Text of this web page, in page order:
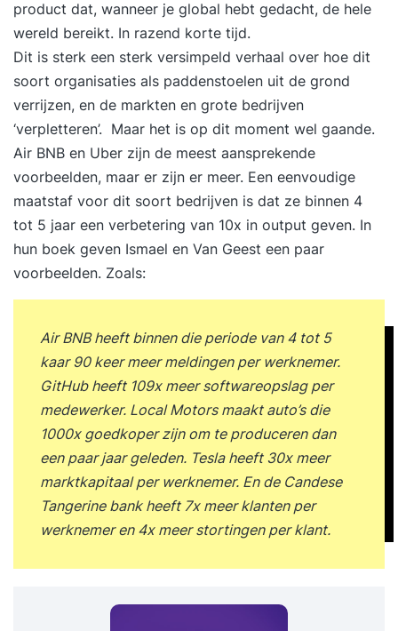
product dat, wanneer je global hebt gedacht, de hele
wereld bereikt. In razend korte tijd.
Dit is sterk een sterk versimpeld verhaal over hoe dit
soort organisaties als paddenstoelen uit de grond
verrijzen, en de markten en grote bedrijven
‘verpletteren’. Maar het is op dit moment wel gaande.
Air BNB en Uber zijn de meest aansprekende
voorbeelden, maar er zijn er meer. Een eenvoudige
maatstaf voor dit soort bedrijven is dat ze binnen 4
tot 5 jaar een verbetering van 10x in output geven. In
hun boek geven Ismael en Van Geest een paar
voorbeelden. Zoals:
Air BNB heeft binnen die periode van 4 tot 5
kaar 90 keer meer meldingen per werknemer.
GitHub heeft 109x meer softwareopslag per
medewerker. Local Motors maakt auto’s die
1000x goedkoper zijn om te produceren dan
een paar jaar geleden. Tesla heeft 30x meer
marktkapitaal per werknemer. En de Candese
Tangerine bank heeft 7x meer klanten per
werknemer en 4x meer stortingen per klant.